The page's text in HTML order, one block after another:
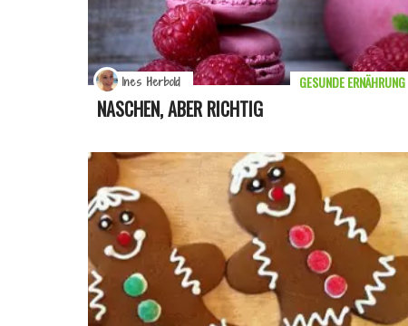
NASCHEN, ABER RICHTIG
GESUNDE ERNÄHRUNG
Ines Herbold